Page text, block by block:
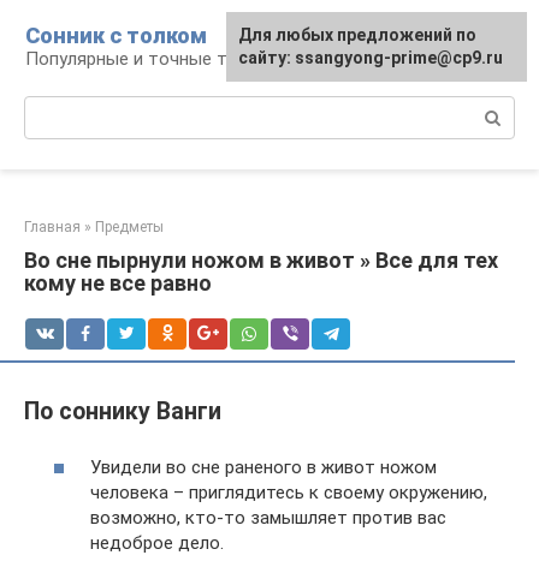
контенту
Сонник с толком
Популярные и точные толкования снов
Главная » Предметы
Во сне пырнули ножом в живот » Все для тех
кому не все равно
По соннику Ванги
Увидели во сне раненого в живот ножом
человека – приглядитесь к своему окружению,
возможно, кто-то замышляет против вас
недоброе дело.
Для любых предложений по
сайту: ssangyong-prime@cp9.ru